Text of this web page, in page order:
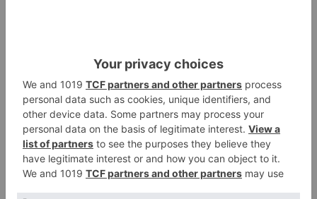
Lo importante de estos hallazgos es que
alumbran el camino para el desarrollo de
enfoques preventivos y terapéuticos basados en
los verdaderos mecanismos que pueden